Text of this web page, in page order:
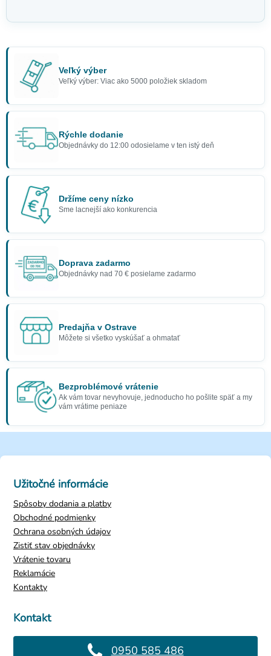
Veľký výber
Veľký výber: Viac ako 5000 položiek skladom
Rýchle dodanie
Objednávky do 12:00 odosielame v ten istý deň
Držíme ceny nízko
Sme lacnejší ako konkurencia
Doprava zadarmo
Objednávky nad 70 € posielame zadarmo
Predajňa v Ostrave
Môžete si všetko vyskúšať a ohmatať
Bezproblémové vrátenie
Ak vám tovar nevyhovuje, jednoducho ho pošlite späť a my
vám vrátime peniaze
Kontakt
0950 585 486
Užitočné informácie
Spôsoby dodania a platby
Obchodné podmienky
Ochrana osobných údajov
Zistiť stav objednávky
Vrátenie tovaru
Reklamácie
Kontakty